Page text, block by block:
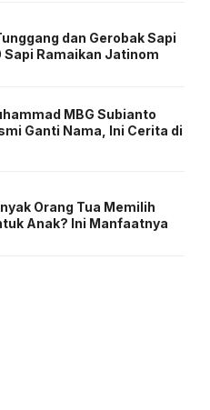
dan Gerobak Sapi
Sapi Ramaikan Jatinom
MBG Subianto
Ganti Nama, Ini Cerita di
Orang Tua Memilih
Anak? Ini Manfaatnya